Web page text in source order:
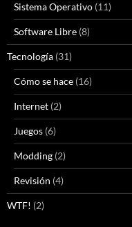
Sistema Operativo (11)
Software Libre (8)
Tecnología (31)
Cómo se hace (16)
Internet (2)
Juegos (6)
Modding (2)
Revisión (4)
WTF! (2)